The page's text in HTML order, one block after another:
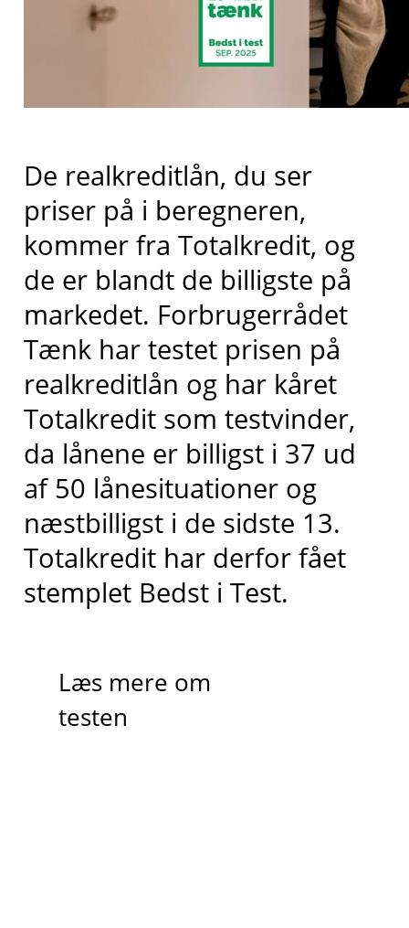
De realkreditlån, du ser
priser på i beregneren,
kommer fra Totalkredit, og
de er blandt de billigste på
markedet. Forbrugerrådet
Tænk har testet prisen på
realkreditlån og har kåret
Totalkredit som testvinder,
da lånene er billigst i 37 ud
af 50 lånesituationer og
næstbilligsti de sidste 13.
Totalkredit har derfor fået
stemplet Bedst i Test.
Læs mere om
testen